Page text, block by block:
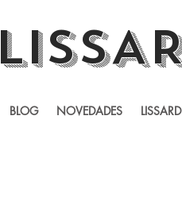
BLOG NOVEDADES